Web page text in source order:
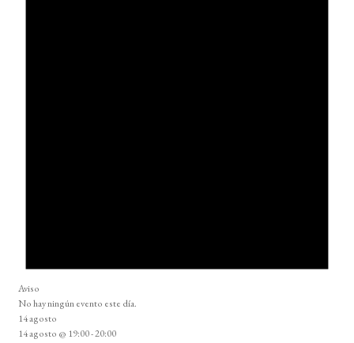
Aviso
No hay ningún evento este día.
14 agosto
14 agosto @ 19:00-20:00